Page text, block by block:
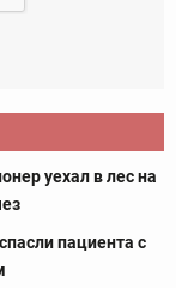
уехал в лес на
пациента с